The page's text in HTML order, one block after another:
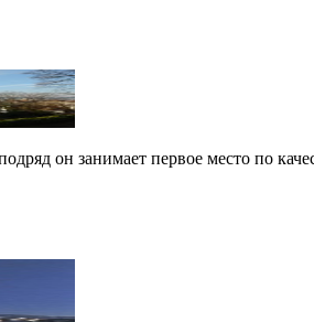
он занимает первое место по